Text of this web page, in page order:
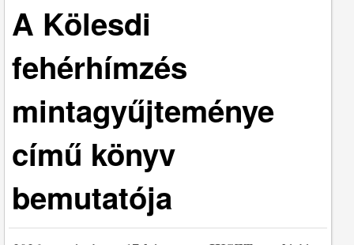
A Kölesdi
fehérhímzés
mintagyűjteménye
című könyv
bemutatója